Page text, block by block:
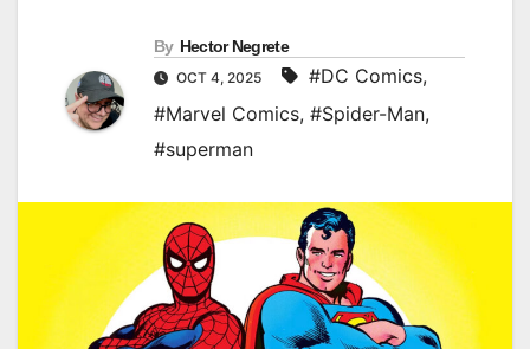
By Hector Negrete
OCT 4, 2025 #DC Comics,
#Marvel Comics, #Spider-Man,
#superman